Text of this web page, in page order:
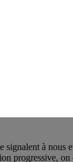
à
progressive,